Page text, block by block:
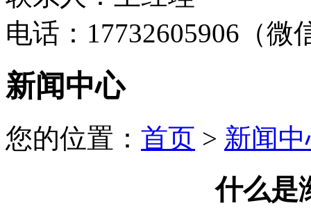
电话：17732605906（微
新闻中心
您的位置： 首页 > 新闻
什么是